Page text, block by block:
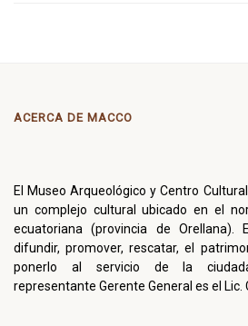
ACERCA DE MACCO
El Museo Arqueológico y Centro
un complejo cultural ubicado en el
ecuatoriana (provincia de Orellana).
difundir, promover, rescatar, el
ponerlo al servicio de la
representante Gerente General es el Lic.